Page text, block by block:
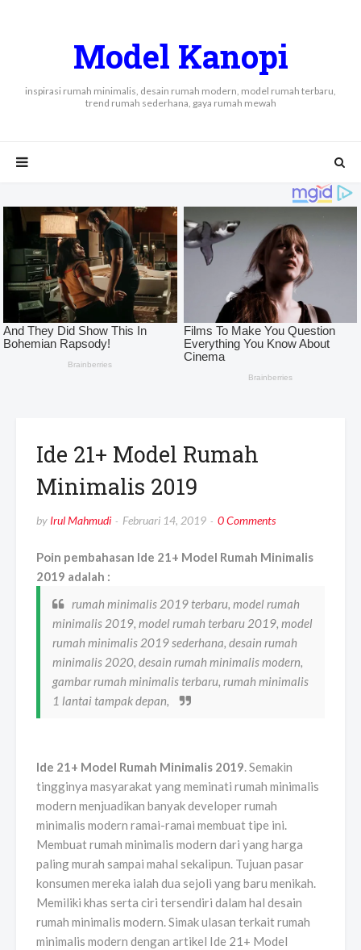
Model Kanopi
inspirasi rumah minimalis, desain rumah modern, model rumah terbaru,
trend rumah sederhana, gaya rumah mewah
Ide 21+ Model Rumah
Minimalis 2019
by Irul Mahmudi Februari 14, 2019 0 Comments
Poin pembahasan Ide 21+ Model Rumah Minimalis
2019 adalah :
rumah minimalis 2019 terbaru, model rumah
minimalis 2019, model rumah terbaru 2019, model
rumah minimalis 2019 sederhana, desain rumah
minimalis 2020, desain rumah minimalis modern,
gambar rumah minimalis terbaru, rumah minimalis
1 lantai tampak depan,
Ide 21+ Model Rumah Minimalis 2019. Semakin
tingginya masyarakat yang meminati rumah minimalis
modern menjuadikan banyak developer rumah
minimalis modern ramai-ramai membuat tipe ini.
Membuat rumah minimalis modern dari yang harga
paling murah sampai mahal sekalipun. Tujuan pasar
konsumen mereka ialah dua sejoli yang baru menikah.
Memiliki khas serta ciri tersendiri dalam hal desain
rumah minimalis modern. Simak ulasan terkait rumah
minimalis modern dengan artikel Ide 21+ Model